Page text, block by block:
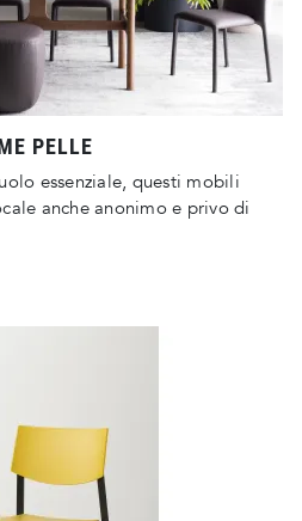
PELLE
essenziale, questi mobili
anche anonimo e privo di